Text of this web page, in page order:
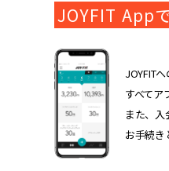
会員様へのお知らせ
休会お手続き
よくあるご質問
入会のお手続
入会するトップ
Appで入会手続き料金・サービ
入会を悩まれている方へトップ
JOYFIT総合トップ
JOYFIT App
JOYFIT
すべてア
また、
お手続き